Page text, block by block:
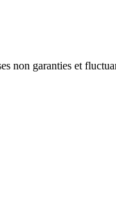
non garanties et